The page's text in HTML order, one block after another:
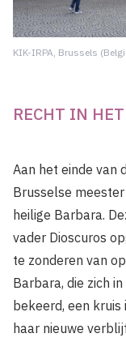
KIK-IRPA, Brussels
RECHT IN
Aan het einde van
Brusselse
heilige Barbara.
vader Dioscuros
te zonderen van
Barbara, die zich
bekeerd, een
haar nieuwe